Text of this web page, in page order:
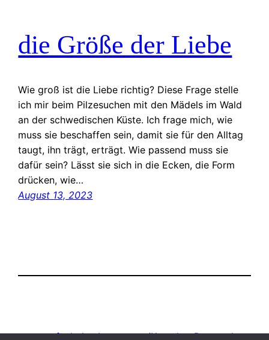
die Größe der Liebe
Wie groß ist die Liebe richtig? Diese Frage stelle
ich mir beim Pilzesuchen mit den Mädels im Wald
an der schwedischen Küste. Ich frage mich, wie
muss sie beschaffen sein, damit sie für den Alltag
taugt, ihn trägt, erträgt. Wie passend muss sie
dafür sein? Lässt sie sich in die Ecken, die Form
drücken, wie…
August 13, 2023
strassenfunk.de Impressum/Kontakt Datenschutz